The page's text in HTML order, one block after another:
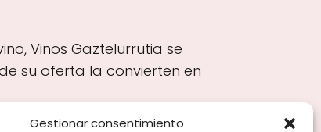
Gestionar consentimiento
Vinos Gaztelurrutia se
su oferta la convierten en